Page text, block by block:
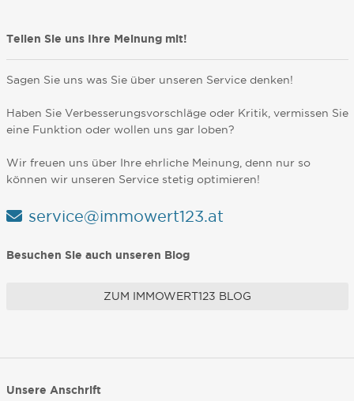
Teilen Sie uns Ihre Meinung mit!
Sagen Sie uns was Sie über unseren Service denken!
Haben Sie Verbesserungsvorschläge oder Kritik, vermissen Sie
eine Funktion oder wollen uns gar loben?
Wir freuen uns über Ihre ehrliche Meinung, denn nur so
können wir unseren Service stetig optimieren!
service@immowert123.at
Besuchen Sie auch unseren Blog
ZUM IMMOWERT123 BLOG
Unsere Anschrift